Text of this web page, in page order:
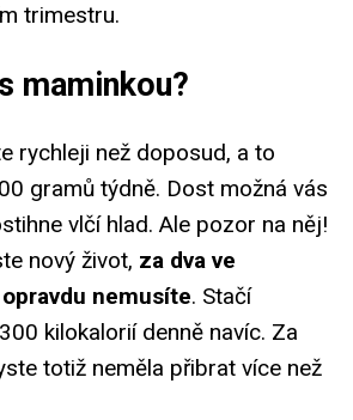
trimestru.
maminkou?
rychleji než doposud, a to
gramů týdně. Dost možná vás
vlčí hlad. Ale pozor na něj!
nový život, za dva ve
nemusíte. Stačí
kilokalorií denně navíc. Za
totiž neměla přibrat více než